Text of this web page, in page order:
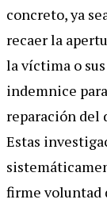
concreto, ya
recaer la
la víctima o
indemnice
reparación del
Estas
firme voluntad